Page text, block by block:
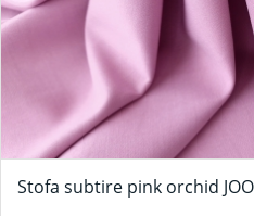
Stofa subtire pink orchid